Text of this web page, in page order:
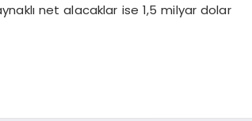
net alacaklar ise 1,5 milyar dolar